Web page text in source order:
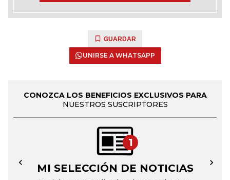
GUARDAR
UNIRSE A WHATSAPP
CONOZCA LOS BENEFICIOS EXCLUSIVOS PARA
NUESTROS SUSCRIPTORES
1
MI SELECCIÓN DE NOTICIAS
← →